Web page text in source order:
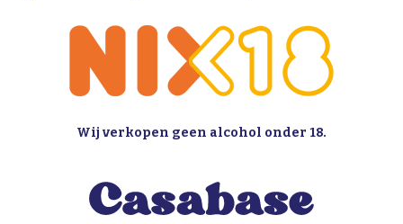
Wij verkopen geen alcohol onder 18.